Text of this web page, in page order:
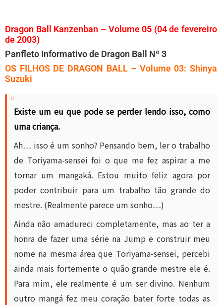
Dragon Ball Kanzenban – Volume 05 (04 de fevereiro
de 2003)
Panfleto Informativo de Dragon Ball Nº 3
OS FILHOS DE DRAGON BALL – Volume 03: Shinya
Suzuki
Existe um eu que pode se perder lendo isso, como
uma criança.
Ah… isso é um sonho? Pensando bem, ler o trabalho
de Toriyama-sensei foi o que me fez aspirar a me
tornar um mangaká. Estou muito feliz agora por
poder contribuir para um trabalho tão grande do
mestre. (Realmente parece um sonho…)
Ainda não amadureci completamente, mas ao ter a
honra de fazer uma série na Jump e construir meu
nome na mesma área que Toriyama-sensei, percebi
ainda mais fortemente o quão grande mestre ele é.
Para mim, ele realmente é um ser divino. Nenhum
outro mangá fez meu coração bater forte todas as